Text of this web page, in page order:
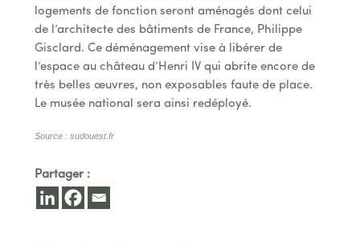
logements de fonction seront aménagés dont celui
de l’architecte des bâtiments de France, Philippe
Gisclard. Ce déménagement vise à libérer de
l’espace au château d’Henri IV qui abrite encore de
très belles œuvres, non exposables faute de place.
Le musée national sera ainsi redéployé.
Source : sudouest.fr
Partager :